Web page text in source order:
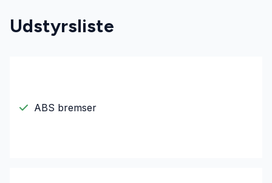
Udstyrsliste
ABS bremser